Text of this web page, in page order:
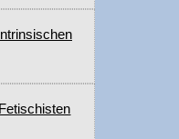
Fetischisten